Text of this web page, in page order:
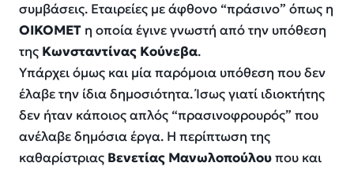
συμβάσεις. Εταιρείες με άφθονο “πράσινο” όπως η
ΟΙΚΟΜΕΤ η οποία έγινε γνωστή από την υπόθεση
της Κωνσταντίνας Κούνεβα.
Υπάρχει όμως και μία παρόμοια υπόθεση που δεν
έλαβε την ίδια δημοσιότητα. Ίσως γιατί ιδιοκτήτης
δεν ήταν κάποιος απλός “πρασινοφρουρός” που
ανέλαβε δημόσια έργα. Η περίπτωση της
καθαρίστριας Βενετίας Μανωλοπούλουπου και